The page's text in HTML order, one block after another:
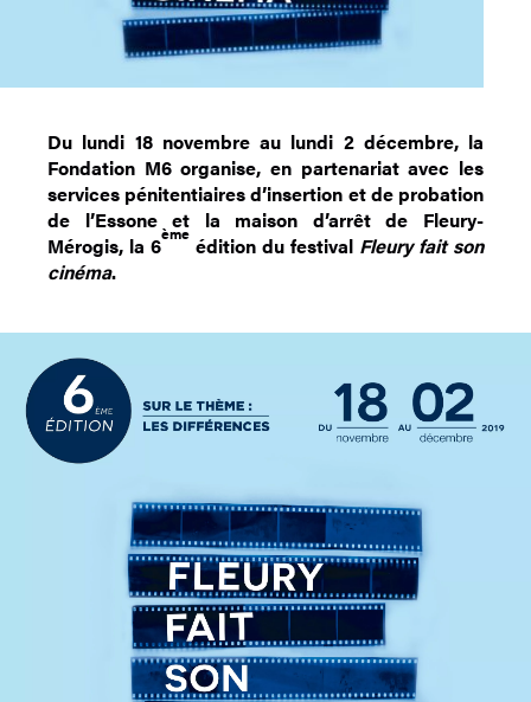
Du lundi 18 novembre au lundi 2 décembre, la
Fondation M6 organise, en partenariat avec les
services pénitentiaires d’insertion et de probation
de l’Essone et la maison d’arrêt de Fleury-
Mérogis, la 6ème édition du festival Fleury fait son
cinéma.